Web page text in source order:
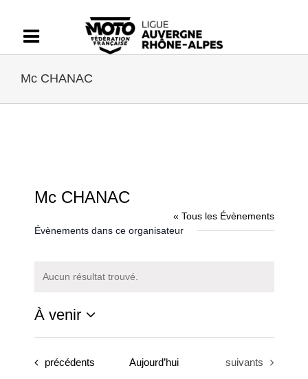
contenu
Mc CHANAC
Mc CHANAC
« Tous les Évènements
Évènements dans ce organisateur
Notice
Aucun résultat trouvé.
À venir
Sélectionnez
uneÉvènements
précédents Aujourd’hui Évènements
suivants